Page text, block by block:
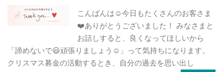
こんばんは☺️今日もたくさんのお客さま
❤️ありがとうございました！ みなさまと
お話しすると、良くなってほしいから
「諦めないで😃頑張りましょう☺️」って気持ちになります。
クリスマス募金の活動するとき、自分の過去を思い出し